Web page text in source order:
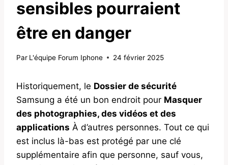
sensibles pourraient
être en danger
Par L'équipe Forum Iphone 24 février 2025
Historiquement, le Dossier de sécurité
Samsung a été un bon endroit pour Masquer
des photographies, des vidéos et des
applications À d’autres personnes. Tout ce qui
est inclus là-bas est protégé par une clé
supplémentaire afin que personne, sauf vous,